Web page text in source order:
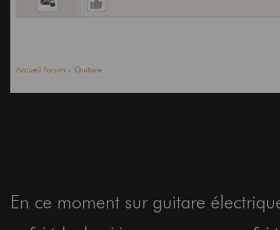
Accueil forum Guitare
En ce moment sur guitare